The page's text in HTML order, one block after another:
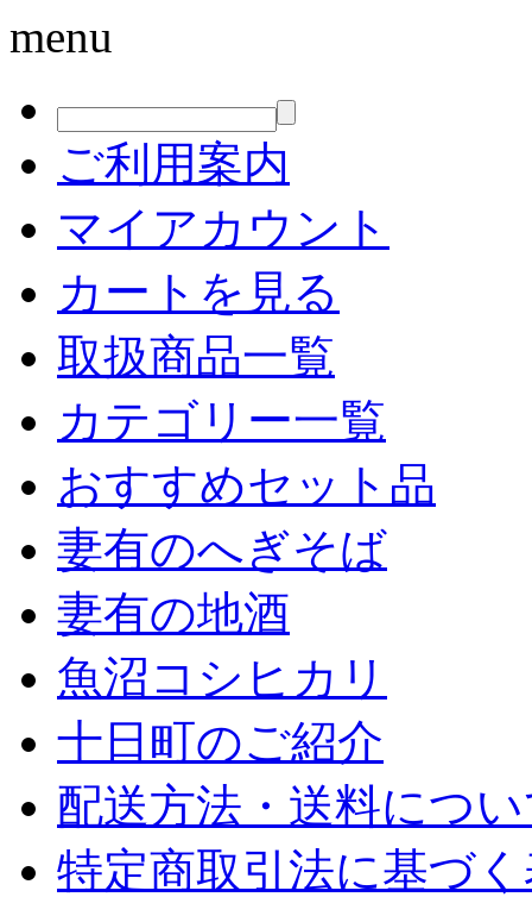
menu
ご利用案内
マイアカウント
カートを見る
取扱商品一覧
カテゴリー一覧
おすすめセット品
妻有のへぎそば
妻有の地酒
魚沼コシヒカリ
十日町のご紹介
配送方法・送料につ
特定商取引法に基づ